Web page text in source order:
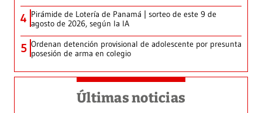
4 Pirámide de Lotería de Panamá | sorteo de este 9 de
agosto de 2026, según la IA
5 Ordenan detención provisional de adolescente por presunta
posesión de arma en colegio
Últimas noticias